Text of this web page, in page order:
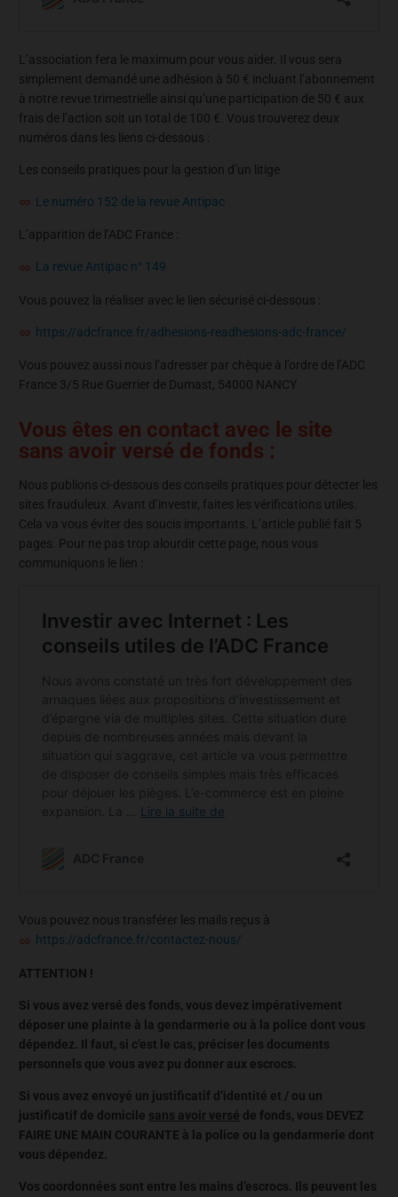
L’association fera le maximum pour vous aider. Il vous sera
simplement demandé une adhésion à 50 € incluant l’abonnement
à notre revue trimestrielle ainsi qu’une participation de 50 € aux
frais de l’action soit un total de 100 €. Vous trouverez deux
numéros dans les liens ci-dessous :
Les conseils pratiques pour la gestion d’un litige
Le numéro 152 de la revue Antipac
L’apparition de l’ADC France :
La revue Antipac n° 149
Vous pouvez la réaliser avec le lien sécurisé ci-dessous :
https://adcfrance.fr/adhesions-readhesions-adc-france/
Vous pouvez aussi nous l’adresser par chèque à l’ordre de l’ADC
France 3/5 Rue Guerrier de Dumast, 54000 NANCY
Vous êtes en contact avec le site
sans avoir versé de fonds :
Nous publions ci-dessous des conseils pratiques pour détecter les
sites frauduleux. Avant d’investir, faites les vérifications utiles.
Cela va vous éviter des soucis importants. L’article publié fait 5
pages. Pour ne pas trop alourdir cette page, nous vous
communiquons le lien :
Vous pouvez nous transférer les mails reçus à
https://adcfrance.fr/contactez-nous/
ATTENTION !
Si vous avez versé des fonds, vous devez impérativement
déposer une plainte à la gendarmerie ou à la police dont vous
dépendez. Il faut, si c’est le cas, préciser les documents
personnels que vous avez pu donner aux escrocs.
Si vous avez envoyé un justificatif d’identité et / ou un
justificatif de domicile sans avoir versé de fonds, vous DEVEZ
FAIRE UNE MAIN COURANTE à la police ou la gendarmerie dont
vous dépendez.
Vos coordonnées sont entre les mains d’escrocs. Ils peuvent les